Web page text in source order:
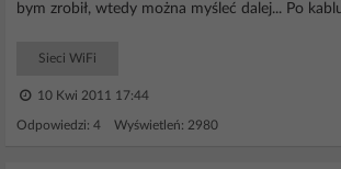
bym zrobił, wtedy można myśleć dalej... Po
Sieci WiFi
10 Kwi 2011 17:44
Odpowiedzi: 4 Wyświetleń: 2980